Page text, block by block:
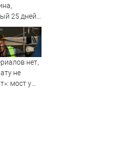
25 дней
по тайге
нет,
не
мост у